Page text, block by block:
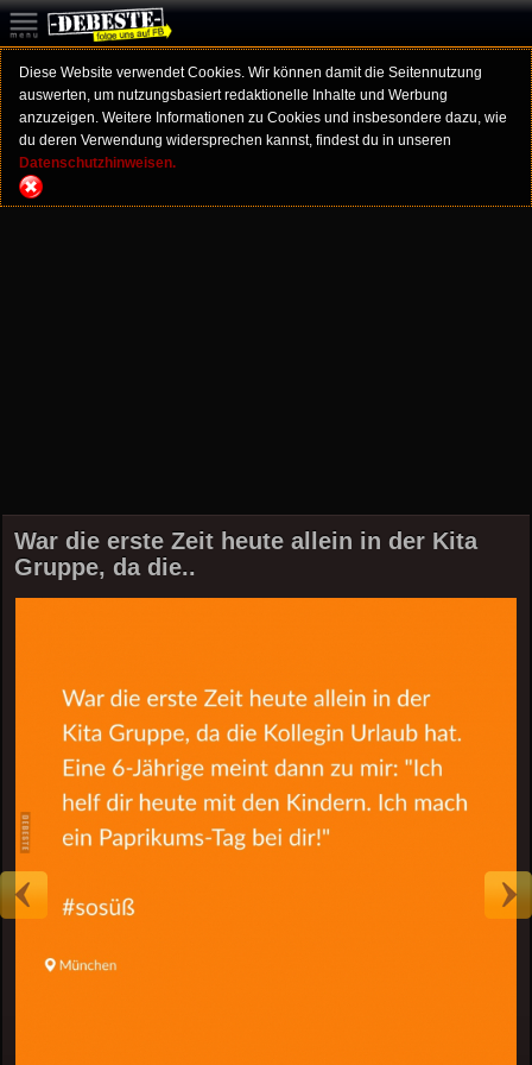
Diese Website verwendet Cookies. Wir können damit die Seitennutzung
auswerten, um nutzungsbasiert redaktionelle Inhalte und Werbung
anzuzeigen. Weitere Informationen zu Cookies und insbesondere dazu, wie
du deren Verwendung widersprechen kannst, findest du in unseren
Datenschutzhinweisen.
War die erste Zeit heute allein in der Kita
Gruppe, da die..